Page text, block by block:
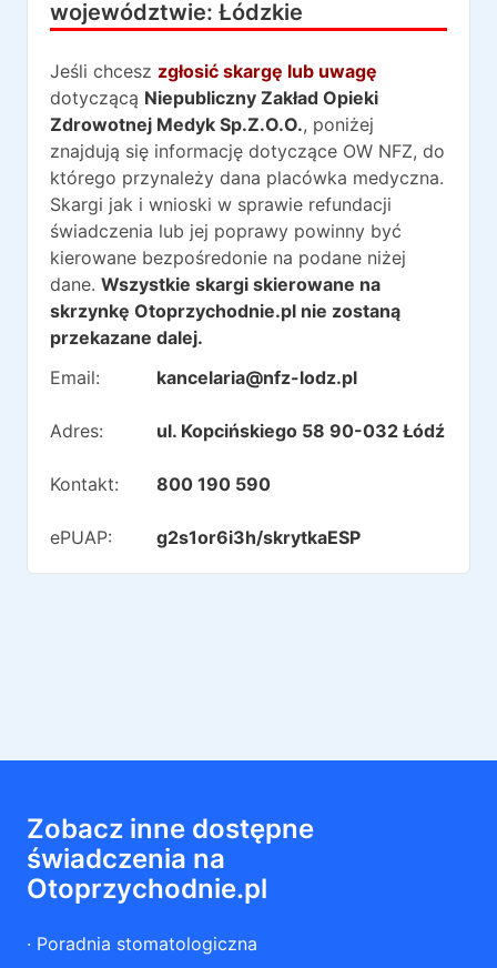
województwie: Łódzkie
Jeśli chcesz zgłosić skargę lub uwagę
dotyczącą Niepubliczny Zakład Opieki
Zdrowotnej Medyk Sp.Z.O.O., poniżej
znajdują się informację dotyczące OW NFZ, do
którego przynależy dana placówka medyczna.
Skargi jak i wnioski w sprawie refundacji
świadczenia lub jej poprawy powinny być
kierowane bezpośredonie na podane niżej
dane. Wszystkie skargi skierowane na
skrzynkę Otoprzychodnie.pl nie zostaną
przekazane dalej.
Email:
kancelaria@nfz-lodz.pl
Adres: ul. Kopcińskiego 58 90-032 Łódź
Kontakt: 800 190 590
ePUAP: g2s1or6i3h/skrytkaESP
Zobacz inne dostępne
świadczenia na
Otoprzychodnie.pl
· Poradnia stomatologiczna